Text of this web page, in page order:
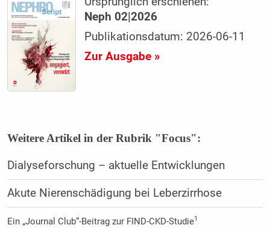
Neph 02|2026
Publikationsdatum: 2026-06-11
Zur Ausgabe »
Weitere Artikel in der Rubrik "Focus":
Dialyseforschung – aktuelle Entwicklungen
Akute Nierenschädigung bei Leberzirrhose
Ein „Journal Club“-Beitrag zur FIND-CKD-Studie1